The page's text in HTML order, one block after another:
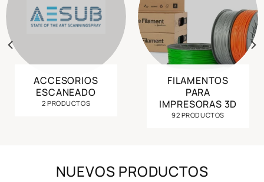
ACCESORIOS
ESCANEADO
2 PRODUCTOS
FILAMENTOS
PARA
IMPRESORAS 3D
92 PRODUCTOS
NUEVOS PRODUCTOS